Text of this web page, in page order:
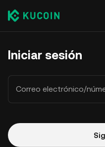
Iniciar sesión
Correo electrónico/